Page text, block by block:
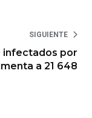
SIGUIENTE
infectados por
a 21 648